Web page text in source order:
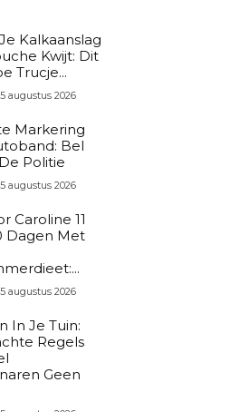
Kalkaanslag
Kwijt: Dit
Trucje...
5 augustus 2026
Markering
Bel
Politie
5 augustus 2026
Caroline 11
Dagen Met
5 augustus 2026
In Je Tuin:
Regels
Geen